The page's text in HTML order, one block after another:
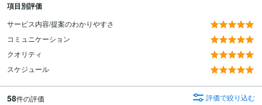
項目別評価
サービス内容/提案のわかりやすさ
コミュニケーション
クオリティ
スケジュール
58件の評価 評価で絞り込む